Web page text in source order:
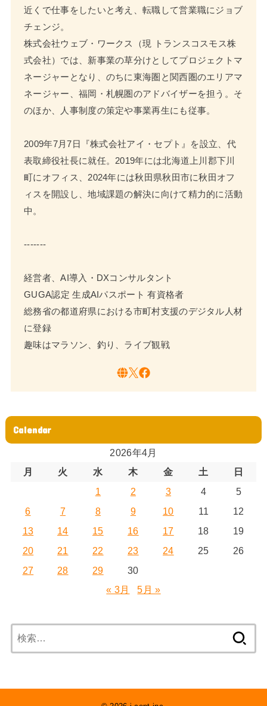
近くで仕事をしたいと考え、転職して営業職にジョブ
チェンジ。
株式会社ウェブ・ワークス（現 トランスコスモス株
式会社）では、新事業の草分けとしてプロジェクトマ
ネージャーとなり、のちに東海圏と関西圏のエリアマ
ネージャー、福岡・札幌圏のアドバイザーを担う。そ
のほか、人事制度の策定や事業再生にも従事。
2009年7月7日『株式会社アイ・セプト』を設立、代
表取締役社長に就任。2019年には北海道上川郡下川
町にオフィス、2024年には秋田県秋田市に秋田オフ
ィスを開設し、地域課題の解決に向けて精力的に活動
中。
-------
経営者、AI導入・DXコンサルタント
GUGA認定 生成AIパスポート 有資格者
総務省の都道府県における市町村支援のデジタル人材
に登録
趣味はマラソン、釣り、ライブ観戦
Calendar
2026年4月
月
火 水 木 金 土
日
1
2 3 4
5
6
7 8 9 10 11
12
13
14 15 16 17 18
19
20
21 22 23 24 25
26
27
28 29
30
« 3月
5月 »
索: